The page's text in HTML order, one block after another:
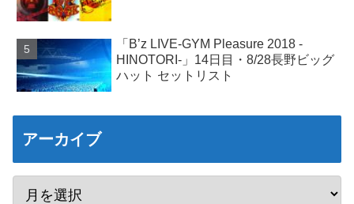
「B’z LIVE-GYM Pleasure 2018 -
HINOTORI-」14日目・8/28長野ビッグ
ハット セットリスト
アーカイブ